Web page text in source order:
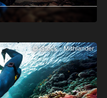
專業人士課程，唯一的限制
帳號，選擇您的 SSI 課
上學習！
© iStock - Mithiander